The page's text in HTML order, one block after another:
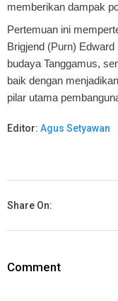
memberikan dampak
Pertemuan ini
Brigjend (Purn)
budaya Tanggamus,
baik dengan
pilar utama
Editor: Agus Setyawan
Share On:
Comment